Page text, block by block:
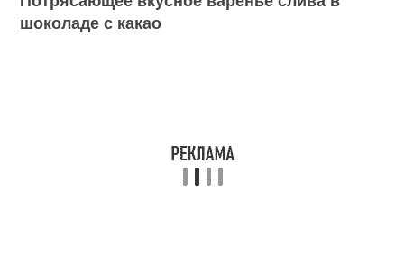
шоколаде с какао